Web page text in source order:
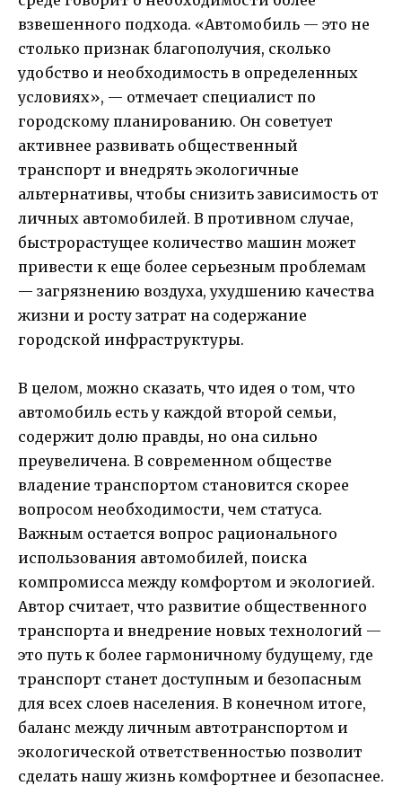
взвешенного подхода. «Автомобиль — это не
столько признак благополучия, сколько
удобство и необходимость в определенных
условиях», — отмечает специалист по
городскому планированию. Он советует
активнее развивать общественный
транспорт и внедрять экологичные
альтернативы, чтобы снизить зависимость от
личных автомобилей. В противном случае,
быстрорастущее количество машин может
привести к еще более серьезным проблемам
— загрязнению воздуха, ухудшению качества
жизни и росту затрат на содержание
городской инфраструктуры.
В целом, можно сказать, что идея о том, что
автомобиль есть у каждой второй семьи,
содержит долю правды, но она сильно
преувеличена. В современном обществе
владение транспортом становится скорее
вопросом необходимости, чем статуса.
Важным остается вопрос рационального
использования автомобилей, поиска
компромисса между комфортом и экологией.
Автор считает, что развитие общественного
транспорта и внедрение новых технологий —
это путь к более гармоничному будущему, где
транспорт станет доступным и безопасным
для всех слоев населения. В конечном итоге,
баланс между личным автотранспортом и
экологической ответственностью позволит
сделать нашу жизнь комфортнее и безопаснее.